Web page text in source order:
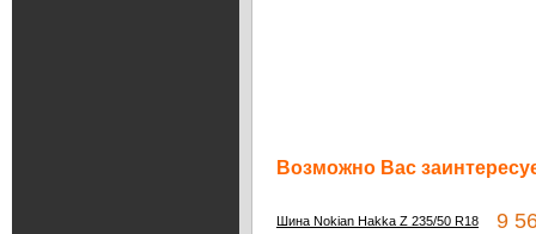
Возможно Вас
Шина Nokian Hakka Z 235/50 R18 9